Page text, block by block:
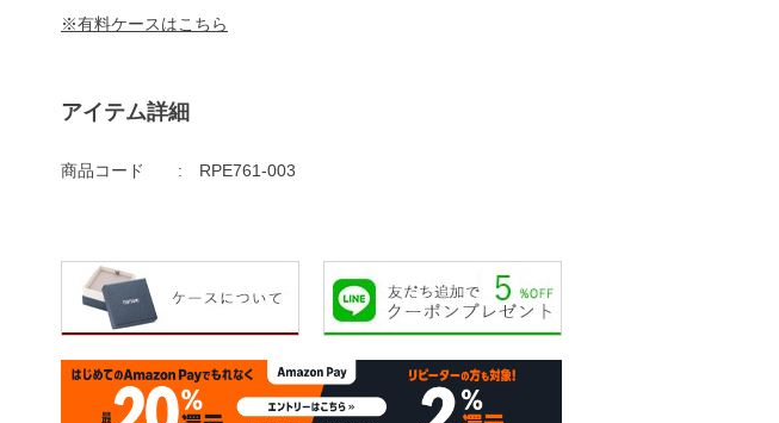
14,000円 15,000円
※有料ケースはこちら
アイテム詳細
商品コード RPE761-003